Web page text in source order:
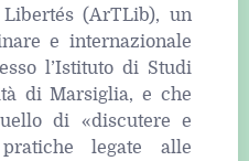
(ArTLib), un
e internazionale
l’Istituto di Studi
di Marsiglia, e che
di «discutere e
legate alle